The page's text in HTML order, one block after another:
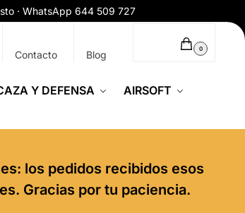
· WhatsApp 644 509 727
Contacto Blog 0
Y DEFENSA AIRSOFT
los pedidos recibidos esos
Gracias por tu paciencia.